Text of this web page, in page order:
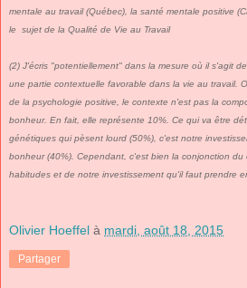
mentale au travail (Québec), la santé mentale positive
le sujet de la Qualité de Vie au Travail
(2) J'écris "potentiellement" dans la mesure où il s'agit
une partie contextuelle favorable dans la vie au travail.
de la psychologie positive, le contexte n'est pas la
bonheur. En fait, elle représente 10%. Ce qui va être
génétiques qui pèsent lourd (50%), c'est notre
bonheur (40%). Cependant, c'est bien la conjonction
habitudes et de notre investissement qu'il faut prendre
Olivier Hoeffel à mardi, août 18, 2015
Partager